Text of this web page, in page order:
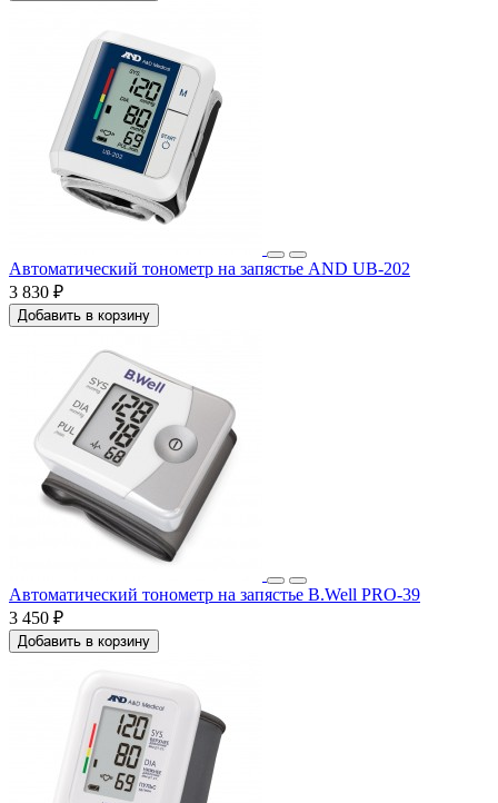
Автоматический тонометр на запястье AND UB-202
3 830 ₽
Добавить в корзину
Автоматический тонометр на запястье B.Well PRO-39
3 450 ₽
Добавить в корзину